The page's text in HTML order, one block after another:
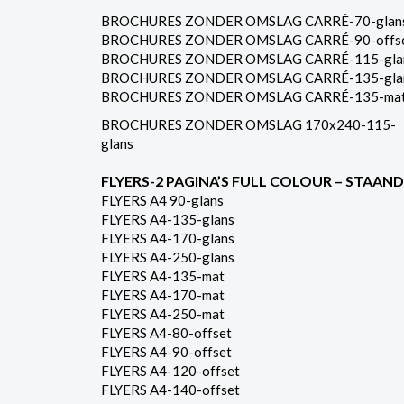
BROCHURES ZONDER OMSLAG CARRÉ-70-
BROCHURES ZONDER OMSLAG CARRÉ-90-
BROCHURES ZONDER OMSLAG CARRÉ-115-
BROCHURES ZONDER OMSLAG CARRÉ-135-
BROCHURES ZONDER OMSLAG CARRÉ-135-
BROCHURES ZONDER OMSLAG 170x240-115-
glans
FLYERS-2 PAGINA’S FULL COLOUR – STAAND
FLYERS A4 90-glans
FLYERS A4-135-glans
FLYERS A4-170-glans
FLYERS A4-250-glans
FLYERS A4-135-mat
FLYERS A4-170-mat
FLYERS A4-250-mat
FLYERS A4-80-offset
FLYERS A4-90-offset
FLYERS A4-120-offset
FLYERS A4-140-offset